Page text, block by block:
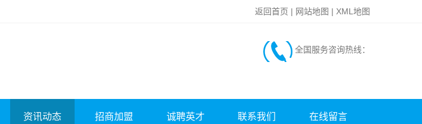
返回首页 | 网站地图 | XML地图
全国服务咨询热线：
资讯动态 招商加盟 诚聘英才 联系我们 在线留言